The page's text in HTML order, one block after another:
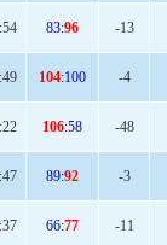
54 83:96 -13
:49 104:100 -4
:22 106:58 -48
:47 89:92 -3
37 66:77 -11